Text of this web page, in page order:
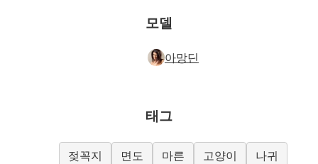
모델
아망딘
태그
젖꼭지 면도 마른 고양이
나귀